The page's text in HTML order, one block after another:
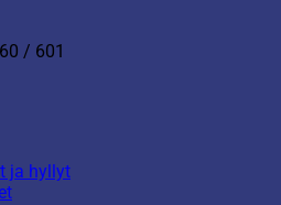
/ 601
ja hyllyt